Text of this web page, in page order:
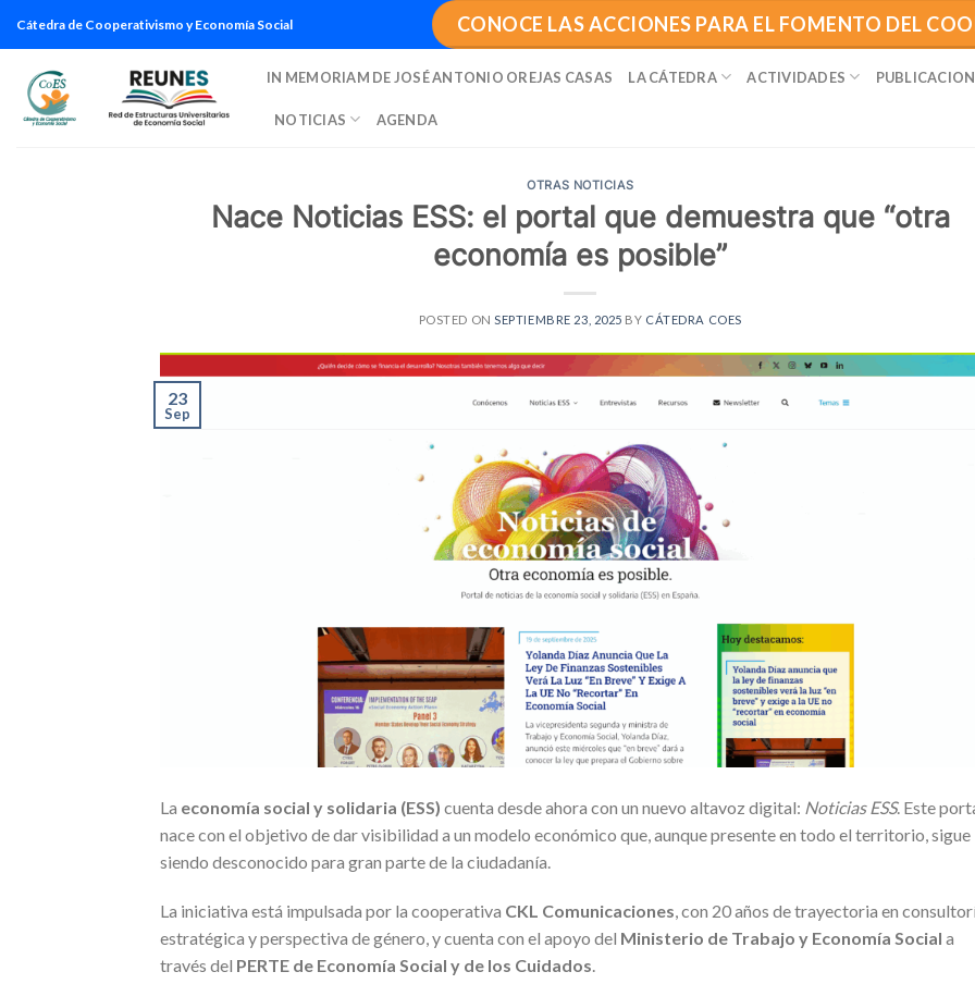
contenido
Cátedra de Cooperativismo y Economía Social CONOCE LAS ACCIONES PARA EL FOMENTO DEL
IN MEMORIAM DE JOSÉ ANTONIO OREJAS CASAS LA CÁTEDRA ACTIVIDADES
NOTICIAS AGENDA
OTRAS NOTICIAS
Nace Noticias ESS: el portal que demuestra que “otra
economía es posible”
POSTED ON SEPTIEMBRE 23, 2025 BY CÁTEDRA COES
23
Sep
La economía social y solidaria (ESS) cuenta desde ahora con un nuevo altavoz digital: Noticias ESS. Este
nace con el objetivo de dar visibilidad a un modelo económico que, aunque presente en todo el territorio, sigue
siendo desconocido para gran parte de la ciudadanía.
La iniciativa está impulsada por la cooperativa CKL Comunicaciones, con 20 años de trayectoria en
estratégica y perspectiva de género, y cuenta con el apoyo del Ministerio de Trabajo y Economía Social a
través del PERTE de Economía Social y de los Cuidados.